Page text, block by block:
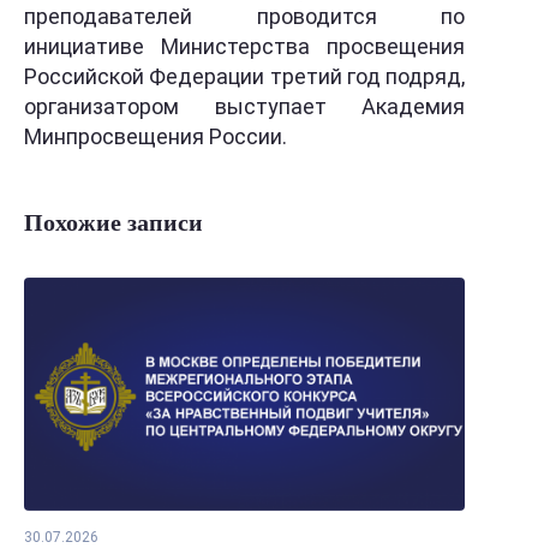
преподавателей проводится по
инициативе Министерства просвещения
Российской Федерации третий год подряд,
организатором выступает Академия
Минпросвещения России.
Похожие записи
30.07.2026